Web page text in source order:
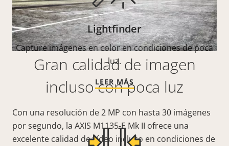
Gran calidad de imagen
incluso con poca luz
Con una resolución de 2 MP con hasta 30 imágenes
por segundo, la AXIS M1135-E Mk II ofrece una
excelente calidad de vídeo incluso en condiciones de
Lightfinder
Capture imágenes en color en condiciones de poca
luz.
LEER MÁS